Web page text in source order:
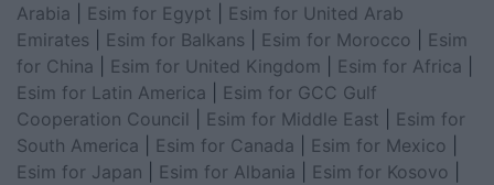
Arabia
Esim for Egypt
Esim for United Arab
Emirates
Esim for Balkans Esim for Morocco
Esim
for China
Esim for United Kingdom Esim for Africa
Esim for Latin America
Esim for GCC Gulf
Cooperation Council
Esim for Middle East
Esim for
South America
Esim for Canada Esim for Mexico
Esim for Japan
Esim for Albania Esim for Kosovo